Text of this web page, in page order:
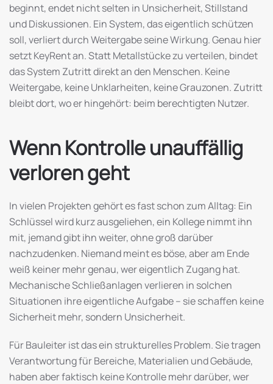
beginnt, endet nicht selten in Unsicherheit, Stillstand
und Diskussionen. Ein System, das eigentlich schützen
soll, verliert durch Weitergabe seine Wirkung. Genau hier
setzt KeyRent an. Statt Metallstücke zu verteilen, bindet
das System Zutritt direkt an den Menschen. Keine
Weitergabe, keine Unklarheiten, keine Grauzonen. Zutritt
bleibt dort, wo er hingehört: beim berechtigten Nutzer.
Wenn Kontrolle unauffällig
verloren geht
In vielen Projekten gehört es fast schon zum Alltag: Ein
Schlüssel wird kurz ausgeliehen, ein Kollege nimmt ihn
mit, jemand gibt ihn weiter, ohne groß darüber
nachzudenken. Niemand meint es böse, aber am Ende
weiß keiner mehr genau, wer eigentlich Zugang hat.
Mechanische Schließanlagen verlieren in solchen
Situationen ihre eigentliche Aufgabe – sie schaffen keine
Sicherheit mehr, sondern Unsicherheit.
Für Bauleiter ist das ein strukturelles Problem. Sie tragen
Verantwortung für Bereiche, Materialien und Gebäude,
haben aber faktisch keine Kontrolle mehr darüber, wer